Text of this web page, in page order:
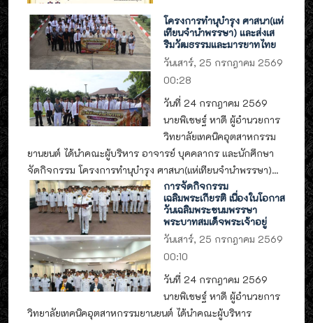
โครงการทำนุบำรุง ศาสนา(แห่
เทียนจำนำพรรษา) และส่งเส
ริมวัฒธรรมและมารยาทไทย
วันเสาร์, 25 กรกฎาคม 2569
00:28
วันที่ 24 กรกฎาคม 2569
นายพิเชษฐ์ หาดี ผู้อำนวยการ
วิทยาลัยเทคนิคอุตสาหกรรม
ยานยนต์ ได้นำคณะผู้บริหาร อาจารย์ บุคคลากร และนักศึกษา
จัดกิจกรรม โครงการทำนุบำรุง ศาสนา(แห่เทียนจำนำพรรษา)...
การจัดกิจกรรม
เฉลิมพระเกียรติ เนื่องในโอกาส
วันเฉลิมพระชนมพรรษา
พระบาทสมเด็จพระเจ้าอยู่
วันเสาร์, 25 กรกฎาคม 2569
00:10
วันที่ 24 กรกฎาคม 2569
นายพิเชษฐ์ หาดี ผู้อำนวยการ
วิทยาลัยเทคนิคอุตสาหกรรมยานยนต์ ได้นำคณะผู้บริหาร